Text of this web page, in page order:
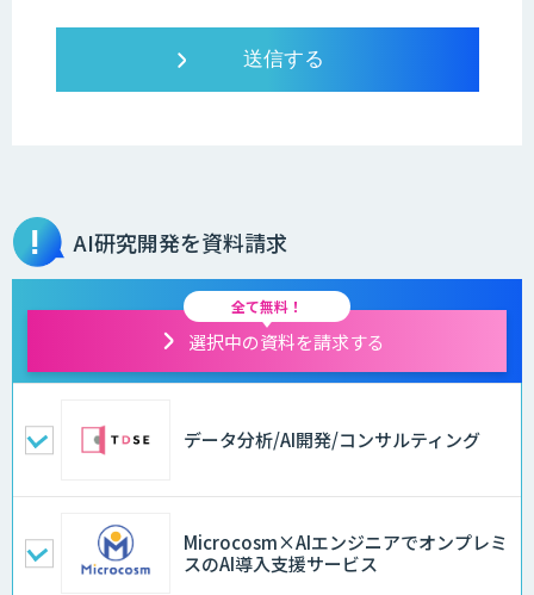
AI研究開発を資料請求
全て無料！
選択中の資料を請求する
データ分析/AI開発/コンサルティング
Microcosm×AIエンジニアでオンプレミ
スのAI導入支援サービス